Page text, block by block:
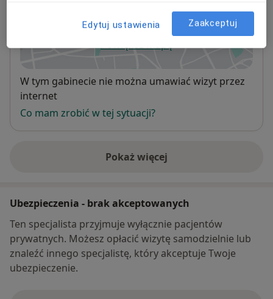
Powiększ mapęotwiera się w nowej karcie
Dostępność
W tym gabinecie nie można umawiać wizyt przez
internet
Co mam zrobić w tej sytuacji?
Pokaż więcej
o adresie
Ubezpieczenia - brak akceptowanych
Ten specjalista przyjmuje wyłącznie pacjentów
prywatnych. Możesz opłacić wizytę samodzielnie lub
znaleźć innego specjalistę, który akceptuje Twoje
ubezpieczenie.
Edytuj ustawienia Zaakceptuj